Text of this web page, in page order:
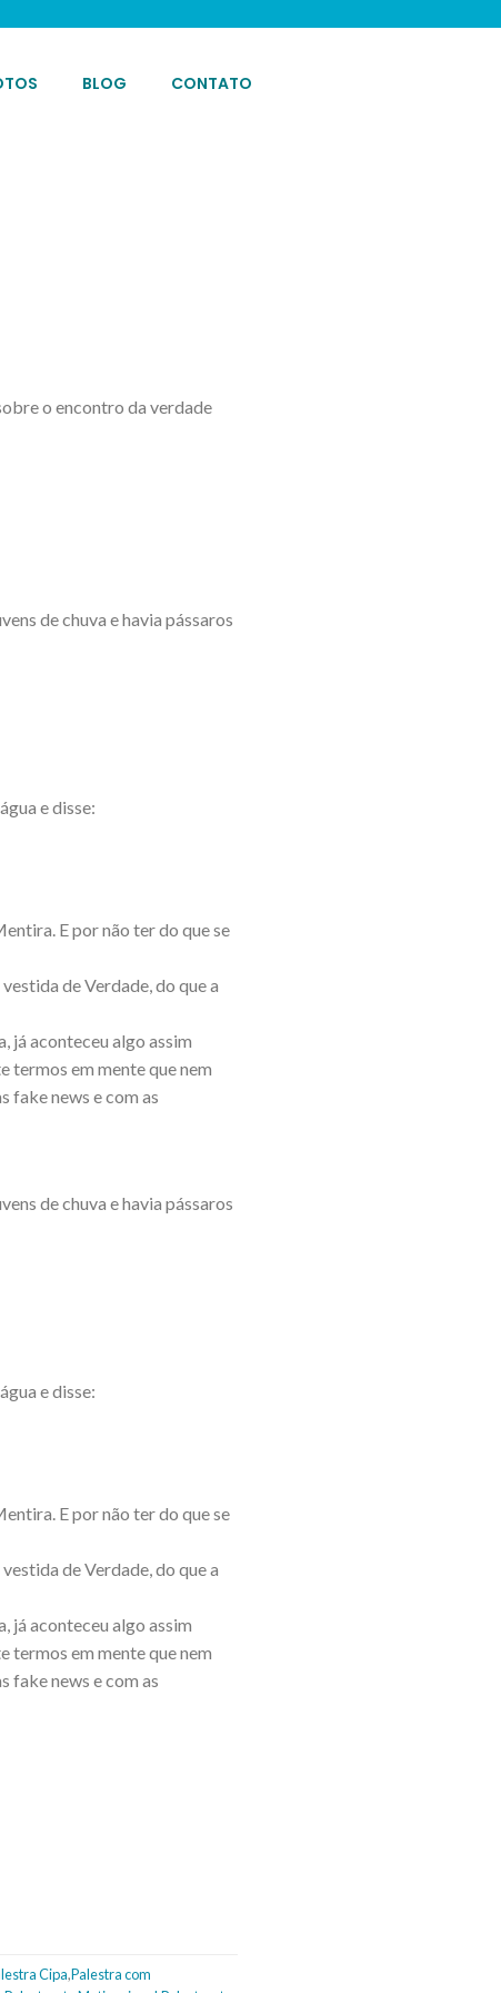
BLOG CONTATO
o encontro da verdade
de chuva e havia pássaros
e disse:
E por não ter do que se
de Verdade, do que a
já aconteceu algo assim
termos em mente que nem
fake news e com as
de chuva e havia pássaros
e disse:
E por não ter do que se
de Verdade, do que a
já aconteceu algo assim
termos em mente que nem
fake news e com as
Cipa,Palestra com